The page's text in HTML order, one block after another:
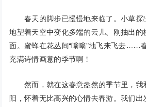
春天的脚步已慢慢地来临了。小草探
地望着天空中变化多端的云儿。刚抽出的
面。蜜蜂在花丛间“嗡嗡”地飞来飞去……
充满诗情画意的季节啊！
然而，就在这春意盎然的季节里，我
阳，怀着无比高兴的心情去春游。我们出